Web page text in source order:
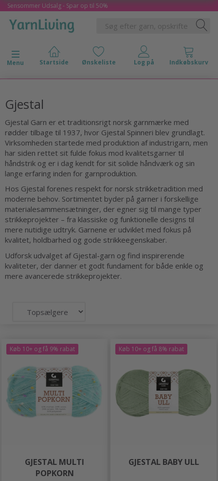
Sensommer Udsalg - Spar op til 50%
Skifte navigation
Menu
Gjestal
Gjestal Garn er et traditionsrigt norsk garnmærke med
rødder tilbage til 1937, hvor Gjestal Spinneri blev grundlagt.
Virksomheden startede med produktion af industrigarn, men
har siden rettet sit fulde fokus mod kvalitetsgarner til
håndstrik og er i dag kendt for sit solide håndværk og sin
lange erfaring inden for garnproduktion.
Hos Gjestal forenes respekt for norsk strikketradition med
moderne behov. Sortimentet byder på garner i forskellige
materialesammensætninger, der egner sig til mange typer
strikkeprojekter – fra klassiske og funktionelle designs til
mere nutidige udtryk. Garnene er udviklet med fokus på
kvalitet, holdbarhed og gode strikkeegenskaber.
Udforsk udvalget af Gjestal-garn og find inspirerende
kvaliteter, der danner et godt fundament for både enkle og
mere avancerede strikkeprojekter.
Køb 10+ og få 9% rabat
GJESTAL MULTI
POPKORN
Køb 10+ og få 8% rabat
GJESTAL BABY ULL